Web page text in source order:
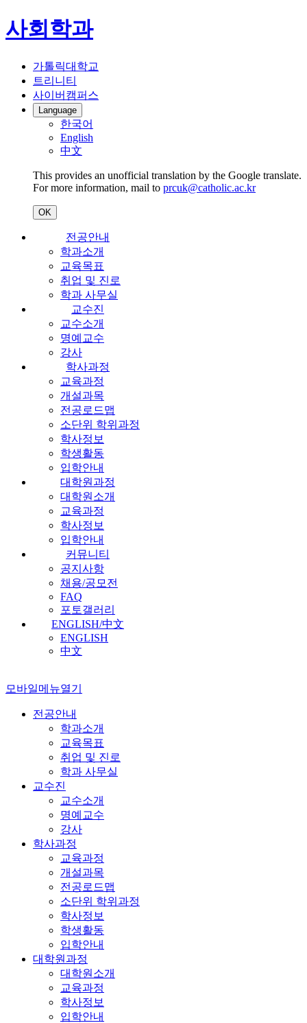
사회학과
가톨릭대학교
트리니티
사이버캠퍼스
Language
한국어
English
中文
This provides an unofficial translation by the Google translate.
For more information, mail to prcuk@catholic.ac.kr
OK
전공안내
학과소개
교육목표
취업 및 진로
학과 사무실
교수진
교수소개
명예교수
강사
학사과정
교육과정
개설과목
전공로드맵
소단위 학위과정
학사정보
학생활동
입학안내
대학원과정
대학원소개
교육과정
학사정보
입학안내
커뮤니티
공지사항
채용/공모전
FAQ
포토갤러리
ENGLISH/中文
ENGLISH
中文
모바일메뉴열기
전공안내
학과소개
교육목표
취업 및 진로
학과 사무실
교수진
교수소개
명예교수
강사
학사과정
교육과정
개설과목
전공로드맵
소단위 학위과정
학사정보
학생활동
입학안내
대학원과정
대학원소개
교육과정
학사정보
입학안내